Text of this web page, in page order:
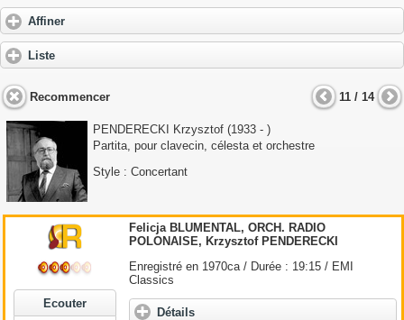
Affiner
Liste
Recommencer 11 / 14
PENDERECKI Krzysztof (1933 - )
Partita, pour clavecin, célesta et orchestre
Style : Concertant
Ecouter
Felicja BLUMENTAL, ORCH. RADIO
POLONAISE, Krzysztof PENDERECKI
Enregistré en 1970ca / Durée : 19:15 / EMI
Classics
Détails